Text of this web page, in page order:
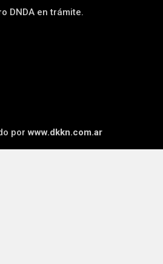
DNDA en trámite.